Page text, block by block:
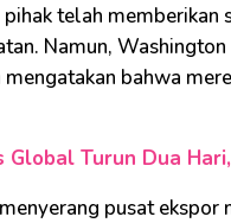
telah
Namun,
mengatakan bahwa
Global Turun Dua
pusat ekspor